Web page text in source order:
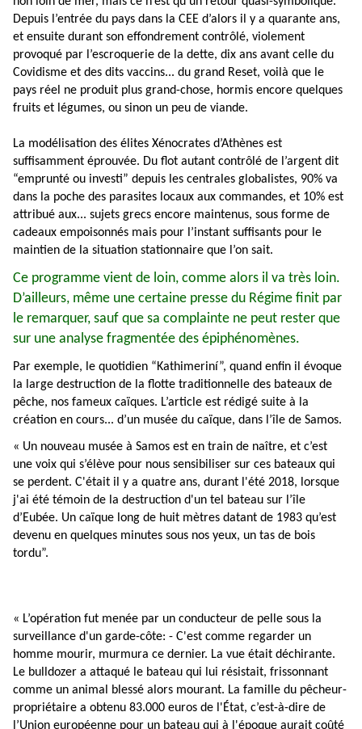
Depuis l’entrée du pays dans la CEE d’alors il y a quarante ans,
et ensuite durant son effondrement contrôlé, violement
provoqué par l’escroquerie de la dette, dix ans avant celle du
Covidisme et des dits vaccins... du grand Reset, voilà que le
pays réel ne produit plus grand-chose, hormis encore quelques
fruits et légumes, ou sinon un peu de viande.
La modélisation des élites Xénocrates d’Athènes est
suffisamment éprouvée. Du flot autant contrôlé de l’argent dit
“emprunté ou investi” depuis les centrales globalistes, 90% va
dans la poche des parasites locaux aux commandes, et 10% est
attribué aux... sujets grecs encore maintenus, sous forme de
cadeaux empoisonnés mais pour l’instant suffisants pour le
maintien de la situation stationnaire que l’on sait.
Ce programme vient de loin, comme alors il va très loin.
D’ailleurs, même une certaine presse du Régime finit par
le remarquer, sauf que sa complainte ne peut rester que
sur une analyse fragmentée des épiphénomènes.
Par exemple, le quotidien “Kathimeriní”, quand enfin il évoque
la large destruction de la flotte traditionnelle des bateaux de
pêche, nos fameux caïques. L’article est rédigé suite à la
création en cours... d’un musée du caïque, dans l’île de Samos.
« Un nouveau musée à Samos est en train de naître, et c’est
une voix qui s’élève pour nous sensibiliser sur ces bateaux qui
se perdent. C'était il y a quatre ans, durant l'été 2018, lorsque
j'ai été témoin de la destruction d'un tel bateau sur l’île
d’Eubée. Un caïque long de huit mètres datant de 1983 qu’est
devenu en quelques minutes sous nos yeux, un tas de bois
tordu”.
« L’opération fut menée par un conducteur de pelle sous la
surveillance d'un garde-côte: - C'est comme regarder un
homme mourir, murmura ce dernier. La vue était déchirante.
Le bulldozer a attaqué le bateau qui lui résistait, frissonnant
comme un animal blessé alors mourant. La famille du pêcheur-
propriétaire a obtenu 83.000 euros de l'État, c’est-à-dire de
l’Union européenne pour un bateau qui à l'époque aurait coûté